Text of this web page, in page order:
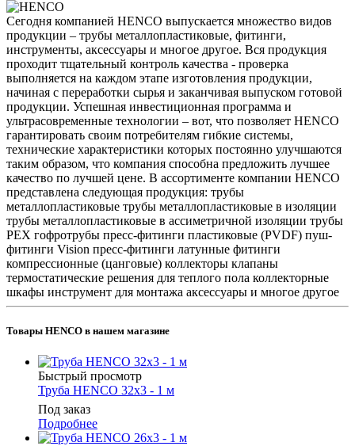
Сегодня компанией HENCO выпускается множество видов
продукции – трубы металлопластиковые, фитинги,
инструменты, аксессуары и многое другое. Вся продукция
проходит тщательный контроль качества - проверка
выполняется на каждом этапе изготовления продукции,
начиная с переработки сырья и заканчивая выпуском готовой
продукции. Успешная инвестиционная программа и
ультрасовременные технологии – вот, что позволяет HENCO
гарантировать своим потребителям гибкие системы,
технические характеристики которых постоянно улучшаются
таким образом, что компания способна предложить лучшее
качество по лучшей цене. В ассортименте компании HENCO
представлена следующая продукция: трубы
металлопластиковые трубы металлопластиковые в изоляции
трубы металлопластиковые в ассиметричной изоляции трубы
PEX гофротрубы пресс-фитинги пластиковые (PVDF) пуш-
фитинги Vision пресс-фитинги латунные фитинги
компрессионные (цанговые) коллекторы клапаны
термостатические решения для теплого пола коллекторные
шкафы инструмент для монтажа аксессуары и многое другое
Товары HENCO в нашем магазине
Быстрый просмотр
Труба HENCO 32х3 - 1 м
Под заказ
Подробнее